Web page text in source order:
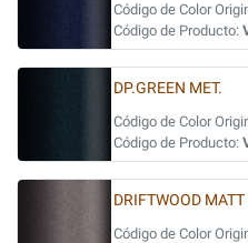
Código de Color
Código de Producto:
DP.GREEN MET.
Código de Color
Código de Producto:
DRIFTWOOD
Código de Color